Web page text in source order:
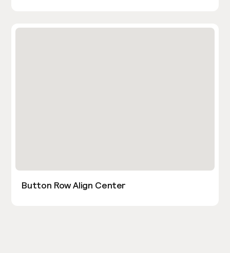
Button Row Align Center